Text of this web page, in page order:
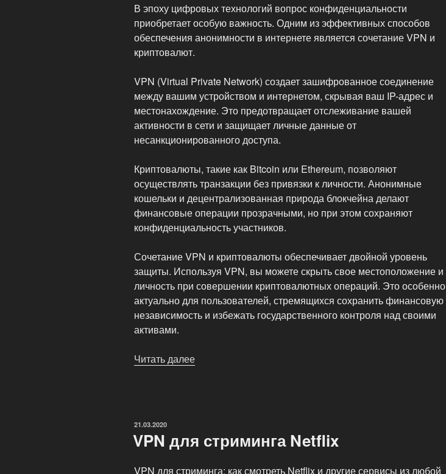
В эпоху цифровых технологий вопрос конфиденциальности
приобретает особую важность. Одним из эффективных способов
обеспечения анонимности в интернете является сочетание VPN и
криптовалют.
VPN (Virtual Private Network) создает зашифрованное соединение
между вашим устройством и интернетом, скрывая ваш IP-адрес и
местонахождение. Это предотвращает отслеживание вашей
активности в сети и защищает личные данные от
несанкционированного доступа.
Криптовалюты, такие как Bitcoin или Ethereum, позволяют
осуществлять транзакции без привязки к личности. Анонимные
кошельки и децентрализованная природа блокчейна делают
финансовые операции прозрачными, но при этом сохраняют
конфиденциальность участников.
Сочетание VPN и криптовалюты обеспечивает двойной уровень
защиты. Используя VPN, вы можете скрыть свое местоположение и
личность при совершении криптовалютных операций. Это особенно
актуально для пользователей, стремящихся сохранить финансовую
независимость и избежать государственного контроля над своими
активами.
Читать далее
сети»
ОПУБЛИКОВАНО
21.03.2020
VPN для стриминга Netflix
VPN для стриминга: как смотреть Netflix и другие сервисы из любой